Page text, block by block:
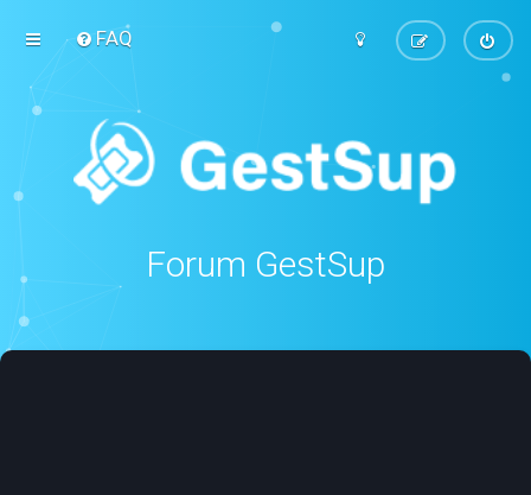
FAQ
Forum GestSup